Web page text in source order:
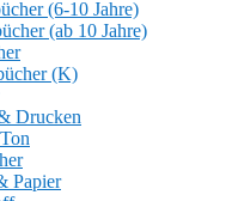
(6-10 Jahre)
(ab 10 Jahre)
(K)
Drucken
Papier